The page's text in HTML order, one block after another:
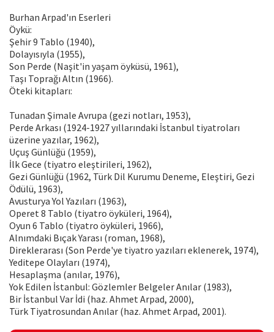
Burhan Arpad'ın Eserleri
Öykü:
Şehir 9 Tablo (1940),
Dolayısıyla (1955),
Son Perde (Naşit'in yaşam öyküsü, 1961),
Taşı Toprağı Altın (1966).
Öteki kitapları:
Tunadan Şimale Avrupa (gezi notları, 1953),
Perde Arkası (1924-1927 yıllarındaki İstanbul tiyatroları
üzerine yazılar, 1962),
Uçuş Günlüğü (1959),
İlk Gece (tiyatro eleştirileri, 1962),
Gezi Günlüğü (1962, Türk Dil Kurumu Deneme, Eleştiri, Gezi
Ödülü, 1963),
Avusturya Yol Yazıları (1963),
Operet 8 Tablo (tiyatro öyküleri, 1964),
Oyun 6 Tablo (tiyatro öyküleri, 1966),
Alnımdaki Bıçak Yarası (roman, 1968),
Direklerarası (Son Perde'ye tiyatro yazıları eklenerek, 1974),
Yeditepe Olayları (1974),
Hesaplaşma (anılar, 1976),
Yok Edilen İstanbul: Gözlemler Belgeler Anılar (1983),
Bir İstanbul Var İdi (haz. Ahmet Arpad, 2000),
Türk Tiyatrosundan Anılar (haz. Ahmet Arpad, 2001).